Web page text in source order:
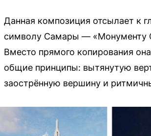
Данная композиция отсылает к
символу Самары — «Монументу
Вместо прямого копирования
общие принципы: вытянутую
заострённую вершину и